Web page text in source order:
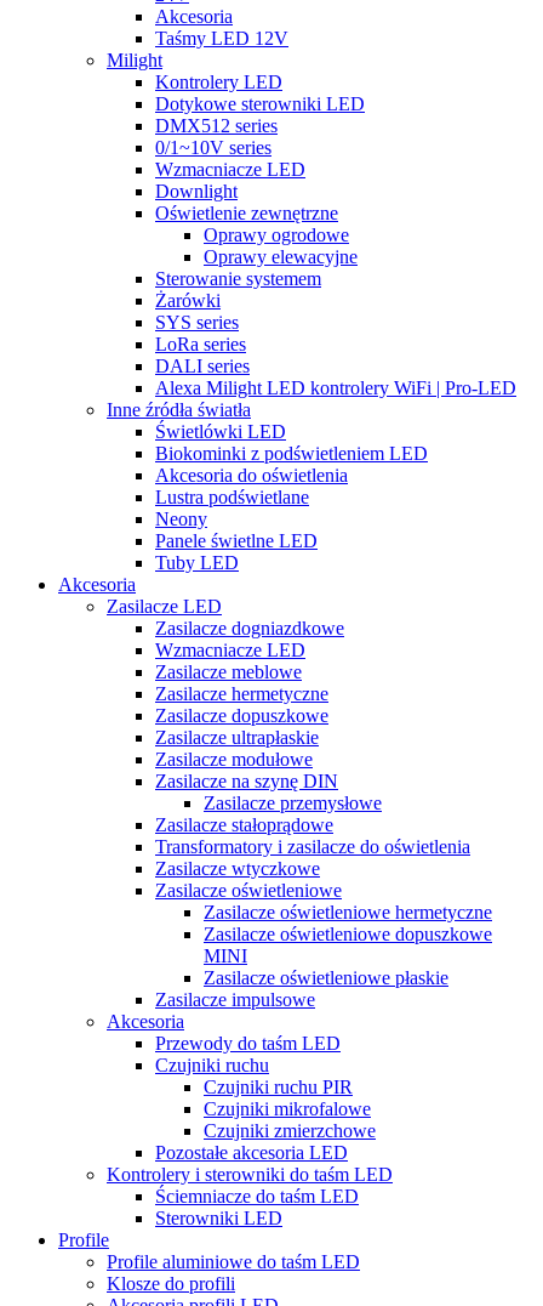
Akcesoria
Taśmy LED 12V
Milight
Kontrolery LED
Dotykowe sterowniki LED
DMX512 series
0/1~10V series
Wzmacniacze LED
Downlight
Oświetlenie zewnętrzne
Oprawy ogrodowe
Oprawy elewacyjne
Sterowanie systemem
Żarówki
SYS series
LoRa series
DALI series
Alexa Milight LED kontrolery WiFi | Pro-LED
Inne źródła światła
Świetlówki LED
Biokominki z podświetleniem LED
Akcesoria do oświetlenia
Lustra podświetlane
Neony
Panele świetlne LED
Tuby LED
Akcesoria
Zasilacze LED
Zasilacze dogniazdkowe
Wzmacniacze LED
Zasilacze meblowe
Zasilacze hermetyczne
Zasilacze dopuszkowe
Zasilacze ultrapłaskie
Zasilacze modułowe
Zasilacze na szynę DIN
Zasilacze przemysłowe
Zasilacze stałoprądowe
Transformatory i zasilacze do oświetlenia
Zasilacze wtyczkowe
Zasilacze oświetleniowe
Zasilacze oświetleniowe hermetyczne
Zasilacze oświetleniowe dopuszkowe
MINI
Zasilacze oświetleniowe płaskie
Zasilacze impulsowe
Akcesoria
Przewody do taśm LED
Czujniki ruchu
Czujniki ruchu PIR
Czujniki mikrofalowe
Czujniki zmierzchowe
Pozostałe akcesoria LED
Kontrolery i sterowniki do taśm LED
Ściemniacze do taśm LED
Sterowniki LED
Profile
Profile aluminiowe do taśm LED
Klosze do profili